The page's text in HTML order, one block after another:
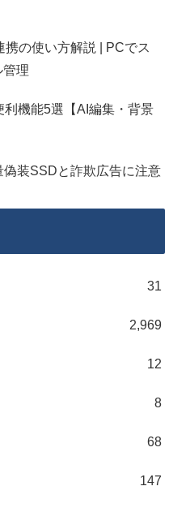
の使い方解説 | PCでス
管理
機能5選【AI編集・背景
装SSDと詐欺広告に注意
31
2,969
12
8
68
147